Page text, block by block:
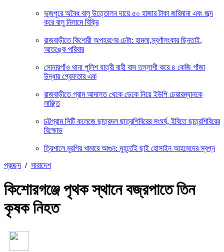
ভুজপুরে অবৈধ বালু উত্তোলন দায়ে ৫০ হাজার টাকা জরিমানা এবং জব্দ
করে বালু নিলামে বিক্রি
রাজবাড়ীতে কিশোরী অপহরণের চেষ্টা: হামলা,স্বর্ণালংকার ছিনতাই,
আতঙ্কে পরিবার
সোনারগাঁও থানা পুলিশ যাত্রী বাহী বাস তল্লাশী করে ৪ কেজি গাঁজা
উদ্ধার গ্রেফতার এক
রাজবাড়ীতে গ্রাম আদালত থেকে ডেকে নিয়ে ইউপি চেয়ারম্যানকে
লাঞ্ছিত
চট্টগ্রাম সিটি কলেজে ছাত্রদল ছাত্রশিবিরের সংঘর্ষ, ইবিতে ছাত্রশিবিরের
বিক্ষোভ
ত্রিশালে মুরগির খামারে আগুন: মুহূর্তেই ছাই হোসাইন আহমেদের স্বপ্ন
প্রচ্ছদ / সারাদেশ
কিশোরগঞ্জে পৃথক স্থানে বজ্রপাতে তিন
কৃষক নিহত